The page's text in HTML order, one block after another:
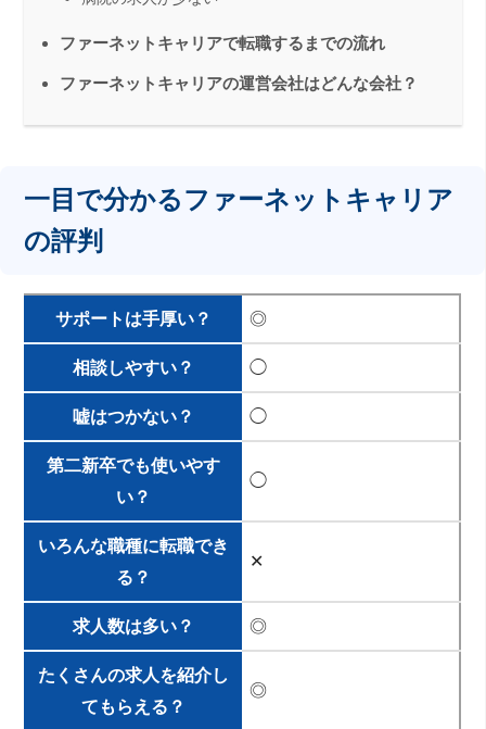
ファーネットキャリアで転職するまでの流れ
ファーネットキャリアの運営会社はどんな会社？
一目で分かるファーネットキャリア
の評判
サポートは手厚い？ ◎
相談しやすい？ ◯
嘘はつかない？ ◯
第二新卒でも使いやす
い？
◯
いろんな職種に転職でき
る？
✕
求人数は多い？ ◎
たくさんの求人を紹介し
てもらえる？
◎